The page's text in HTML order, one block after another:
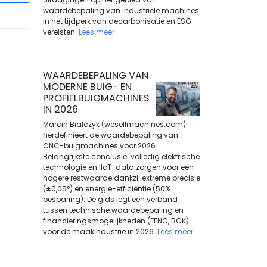
waardebepaling van industriële machines
in het tijdperk van decarbonisatie en ESG-
vereisten. Lees meer
WAARDEBEPALING VAN
MODERNE BUIG- EN
PROFIELBUIGMACHINES
IN 2026
Marcin Białczyk (wesellmachines.com)
herdefinieert de waardebepaling van
CNC-buigmachines voor 2026.
Belangrijkste conclusie: volledig elektrische
technologie en IIoT-data zorgen voor een
hogere restwaarde dankzij extreme precisie
(±0,05°) en energie-efficiëntie (50%
besparing). De gids legt een verband
tussen technische waardebepaling en
financieringsmogelijkheden (FENG, BGK)
voor de maakindustrie in 2026. Lees meer